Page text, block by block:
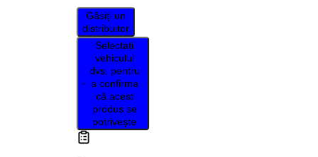
Găsiți un
distribuitor
Selectați
vehiculul
dvs. pentru
a confirma
că acest
produs se
potrivește